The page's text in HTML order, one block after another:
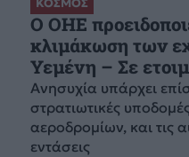
ΚΟΣΜΟΣ
Ο ΟΗΕ
κλιμάκωση των
Υεμένη – Σε
Ανησυχία υπάρχει
στρατιωτικές
αεροδρομίων, και τις
εντάσεις